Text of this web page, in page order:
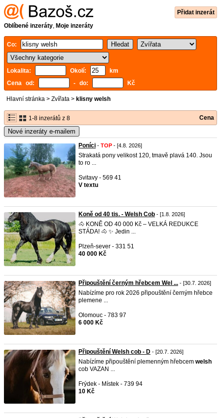
Přidat inzerát
Oblíbené inzeráty, Moje inzeráty
Co:
Lokalita: Okolí:
km
Cena od:
- do: Kč
Hlavní stránka > Zvířata > klisny welsh
1-8 inzerátů z 8 Cena
Nové inzeráty e-mailem
Poníci - TOP - [4.8. 2026]
Strakatá pony velikost 120, tmavě plavá 140. Jsou
to ro ...
Svitavy - 569 41
V textu
Koně od 40 tis. - Welsh Cob - [1.8. 2026]
🐴 KONĚ OD 40 000 Kč – VELKÁ REDUKCE
STÁDA! 🐴 ✨ Jedin ...
Plzeň-sever - 331 51
40 000 Kč
Připouštění černým hřebcem Wel ... - [30.7. 2026]
Nabízíme pro rok 2026 připouštění černým hřebce
plemene ...
Olomouc - 783 97
6 000 Kč
Připouštění Welsh cob - D - [20.7. 2026]
Nabízíme připouštění plemenným hřebcem welsh
cob VAZAN ...
Frýdek - Místek - 739 94
10 Kč